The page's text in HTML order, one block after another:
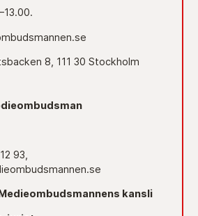
8, 111 30 Stockholm
93,
kansli